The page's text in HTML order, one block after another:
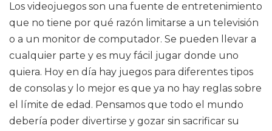
Los videojuegos son una fuente de entretenimiento
que no tiene por qué razón limitarse a un televisión
o a un monitor de computador. Se pueden llevar a
cualquier parte y es muy fácil jugar donde uno
quiera. Hoy en día hay juegos para diferentes tipos
de consolas y lo mejor es que ya no hay reglas sobre
el límite de edad. Pensamos que todo el mundo
debería poder divertirse y gozar sin sacrificar su